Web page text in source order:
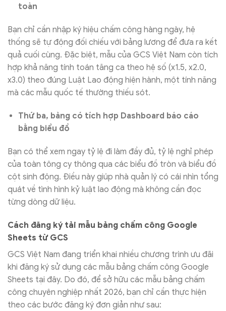
toàn
Bạn chỉ cần nhập ký hiệu chấm công hàng ngày, hệ
thống sẽ tự động đối chiếu với bảng lương để đưa ra kết
quả cuối cùng. Đặc biệt, mẫu của GCS Việt Nam còn tích
hợp khả năng tính toán tăng ca theo hệ số (x1.5, x2.0,
x3.0) theo đúng Luật Lao động hiện hành, một tính năng
mà các mẫu quốc tế thường thiếu sót.
Thứ ba, bảng có tích hợp Dashboard báo cáo
bằng biểu đồ
Bạn có thể xem ngay tỷ lệ đi làm đầy đủ, tỷ lệ nghỉ phép
của toàn tông cy thông qua các biểu đồ tròn và biểu đồ
cột sinh động. Điều này giúp nhà quản lý có cái nhìn tổng
quát về tình hình kỷ luật lao động mà không cần đọc
từng dòng dữ liệu.
Cách đăng ký tải mẫu bảng chấm công Google
Sheets từ GCS
GCS Việt Nam đang triển khai nhiều chương trình ưu đãi
khi đăng ký sử dụng các mẫu bảng chấm công Google
Sheets tại đây. Do đó, để sở hữu các mẫu bảng chấm
công chuyên nghiệp nhất 2026, bạn chỉ cần thực hiện
theo các bước đăng ký đơn giản như sau: